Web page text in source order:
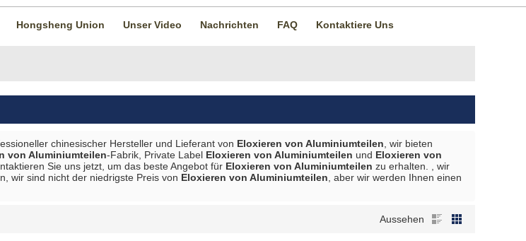
Hongsheng Union Unser Video Nachrichten FAQ Kontaktiere Uns
chinesischer Hersteller und Lieferant von Eloxieren von Aluminiumteilen , wir bieten
von Aluminiumteilen-Fabrik, Private Label Eloxieren von Aluminiumteilen und Eloxieren von
Sie uns jetzt, um das beste Angebot für Eloxieren von Aluminiumteilen zu erhalten. , wir
wir sind nicht der niedrigste Preis von Eloxieren von Aluminiumteilen , aber wir werden Ihnen einen
Aussehen